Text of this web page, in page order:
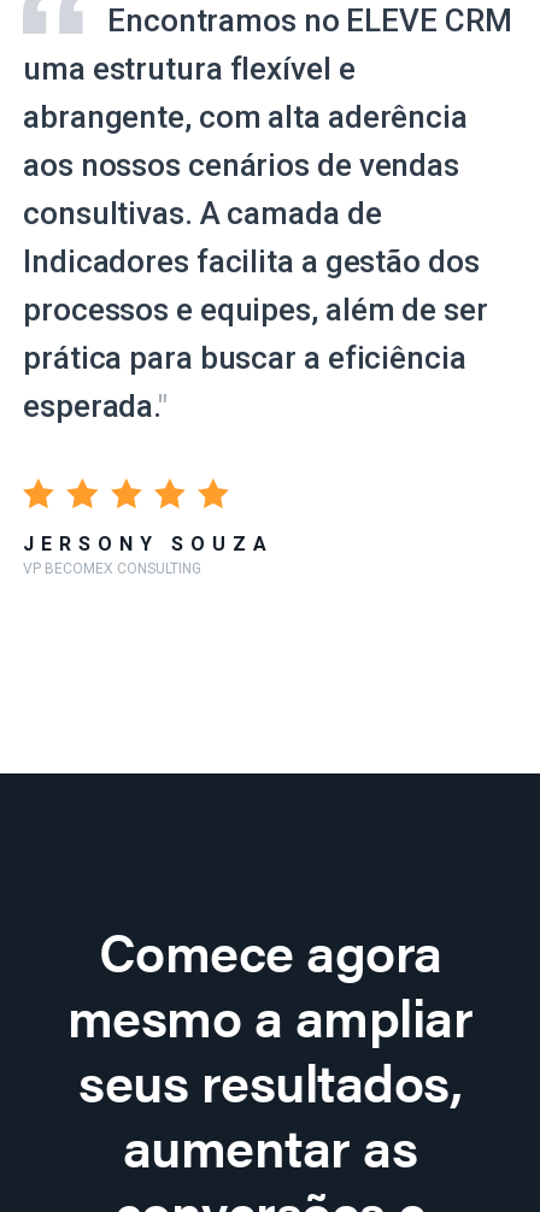
Encontramos no ELEVE CRM
uma estrutura flexível e
abrangente, com alta aderência
aos nossos cenários de vendas
consultivas. A camada de
Indicadores facilita a gestão dos
processos e equipes, além de ser
prática para buscar a eficiência
esperada."
JERSONY SOUZA
VP BECOMEX CONSULTING
Comece agora
mesmo a ampliar
seus resultados,
aumentar as